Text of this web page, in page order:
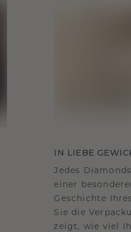
IN LIEBE
Jedes
einer
Geschichte
Sie die
zeigt, wie viel